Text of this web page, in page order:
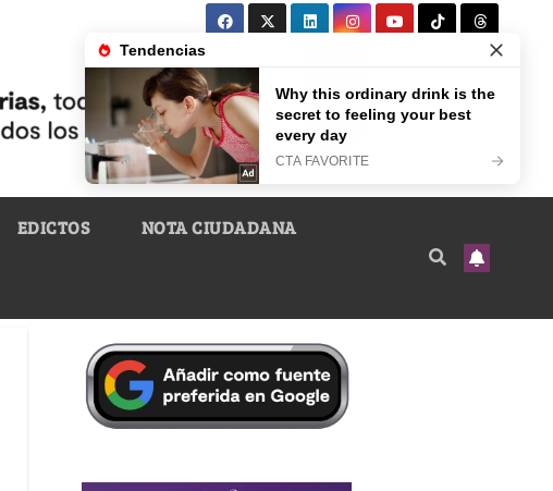
EDICTOS NOTA CIUDADANA